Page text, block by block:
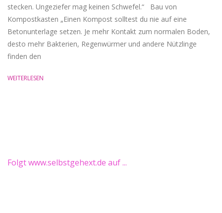
stecken. Ungeziefer mag keinen Schwefel.“ Bau von
Kompostkasten „Einen Kompost solltest du nie auf eine
Betonunterlage setzen. Je mehr Kontakt zum normalen Boden,
desto mehr Bakterien, Regenwürmer und andere Nützlinge
finden den
WEITERLESEN
Folgt www.selbstgehext.de auf ...